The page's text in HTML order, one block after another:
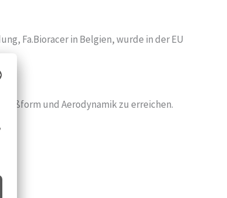
Fa.Bioracer in Belgien, wurde in der EU
und Aerodynamik zu erreichen.